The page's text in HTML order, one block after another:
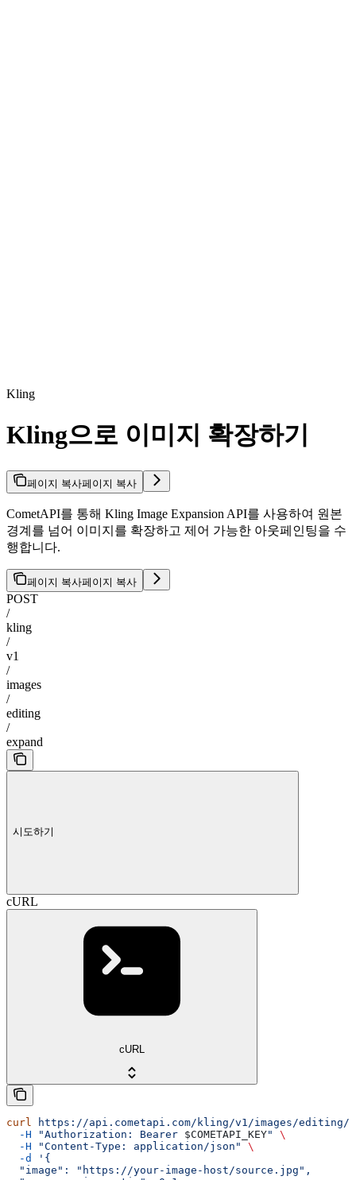
Kling
Kling으로 이미지 확장하기
페이지 복사페이지 복사
CometAPI를 통해 Kling Image Expansion API를 사용하여 원본
경계를 넘어 이미지를 확장하고 제어 가능한 아웃페인팅을 수
행합니다.
페이지 복사페이지 복사
POST
/
kling
/
v1
/
images
/
editing
/
expand
시도하기
cURL
cURL
curl https://api.cometapi.com/kling/v1/images/editing/
  -H
"Authorization: Bearer $COMETAPI_KEY"
\
  -H
"Content-Type: application/json"
\
  -d
'{
  "image": "https://your-image-host/source.jpg",